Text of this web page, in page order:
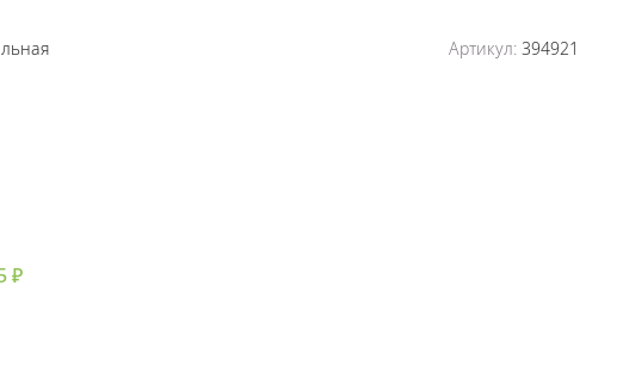
Артикул: 394921
₽